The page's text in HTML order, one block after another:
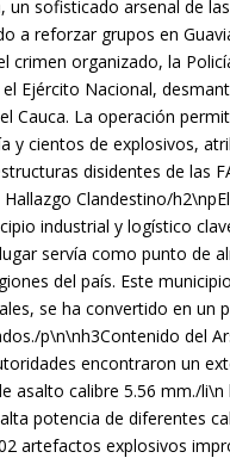
sofisticado arsenal de las
a reforzar grupos en
crimen organizado, la
Ejército Nacional,
Cauca. La operación
cientos de explosivos,
disidentes de las
Clandestino/
industrial y logístico
servía como punto de
del país. Este
se ha convertido en un
p\n\nh3Contenido del
encontraron un
asalto calibre 5.56 mm./
potencia de diferentes
artefactos explosivos